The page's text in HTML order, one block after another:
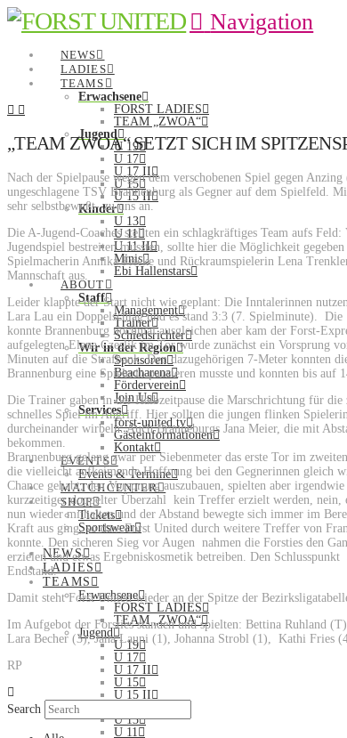
Navigation
NEWS
LADIES
TEAMS
Erwachsene
FORST LADIES
TEAM „ZWOA“
Jugend
U 19
U 17
U 17 II
U 15
U 15 II
Kinder
U 13
U 11
U 11 II
Minis
Ebi Hallenstars
ABOUT
Staff
Management
Trainer
Schiedsrichter
Wir in der Region
Sponsoren
Beacharena
Förderverein
Join Us
Services
forst-united.tv
Gästeinformationen
Kontakt
EVENTS
Events & Termine
MATCHCENTER
SHOP
Tickets
Sportswear
NEWS
LADIES
TEAMS
Erwachsene
FORST LADIES
TEAM „ZWOA“
Jugend
U 19
U 17
U 17 II
U 15
U 15 II
Kinder
U 13
U 11
„TEAM ZWOA“ SETZT SICH IM
Nach der Spielpause wegen dem verschobenen Spiel gegen
ungeschlagene TSV Brannenburg als Gegner auf dem Spielfeld.
sehr selbstbewußt- zu uns an.
Die A-Jugend-Coaches stellten ein schlagkräftiges Team aufs
Jugendspiel bestreiten mussten, sollte hier die Möglichkeit
Spielmacherin Annika Fricke und Rückraumspielerin Lena
Mannschaft aus.
Leider klappte der Start nicht wie geplant: Die Inntalerinnen
Lara Lau ein Doppelschlag und es stand 3:3 (7. Spielminute).
Die
konnte Brannenburg nochmal ausgleichen aber kam der Forst-
aufgelegten Elena Czeslik im Tor wurde zunächst ein Vorsprung
Minuten auf die Strafbank. Den dazugehörigen 7-Meter konnten
Brannenburg eine Spielerin pausieren musste und konnten bis auf
Die Trainer gaben in der Halbzeitpause die Marschrichtung für
schnelles Spiel im Angriff. Hier sollten die jungen flinken
durcheinander wirbeln. Auch Branneburgs Jana Meier, die mit
bekommen.
Brannenburg gelang zwar per Siebenmeter das erste Tor im
die vielleicht aufkeimende Hoffnung bei den Gegnerinnen gleich
Chance gehabt, den Vorsprung auszubauen, spielten aber
kurzzeitiger doppelter Überzahl
kein Treffer erzielt werden, nein,
nun wieder mithalten und der Abstand bewegte sich immer im
Kraft aus ging, so dass Forst United durch weitere Treffer von
konnte. Den sicheren Sieg vor Augen nahmen die Forsties den
erzielen und etwas Ergebniskosmetik betreiben. Den Schlusspunkt
Endstand.
Damit steht Forst United wieder an der Spitze der
Im Aufgebot der Forsties standen und spielten: Bettina Ruhland
Lara Becher (3), Jana Launi (1), Johanna Strobl (1),
Kathi Fries
RP
Search